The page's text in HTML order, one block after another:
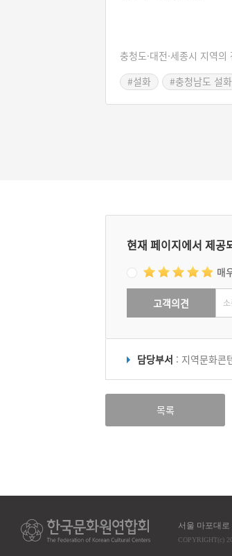
충청도·대전·세종시 지역의
#설화
#충청남도 설화
현재 페이지에서 제공
매
고객의견
담당부서 : 지역문화콘
목록
서울 마포대로
COPYRIGHT(c)